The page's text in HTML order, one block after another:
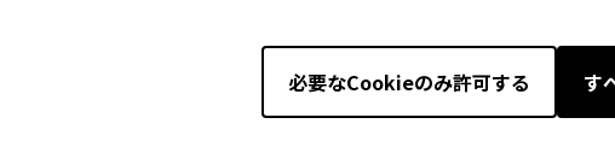
必要なCookieのみ許可する す